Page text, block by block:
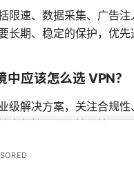
限速、数据采集、广告
长期、稳定的保护，优
中应该怎么选 VPN？
级解决方案，关注合规性
点保护以及可扩展性。